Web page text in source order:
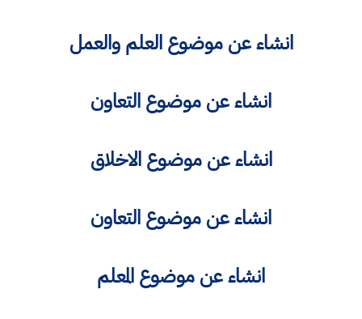
انشاء عن موضوع العلم والعمل
انشاء عن موضوع التعاون
انشاء عن موضوع الاخلاق
انشاء عن موضوع التعاون
انشاء عن موضوع المعلم